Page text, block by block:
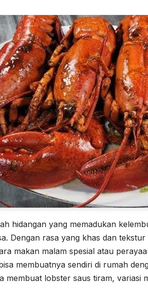
hidangan yang memadukan
Dengan rasa yang khas dan
makan malam spesial atau
membuatnya sendiri di rumah
membuat lobster saus tiram,